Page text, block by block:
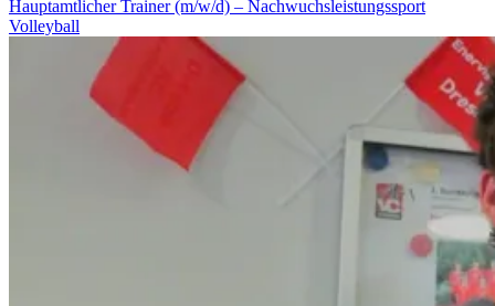
Hauptamtlicher Trainer (m/w/d) – Nachwuchsleistungssport
Volleyball